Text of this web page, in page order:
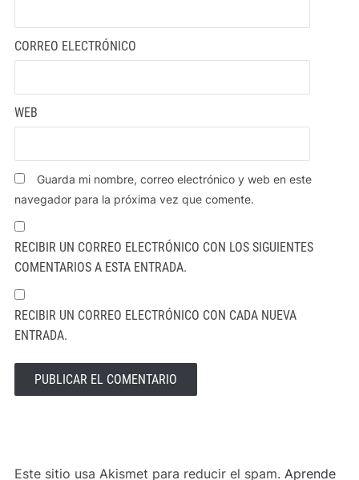
CORREO ELECTRÓNICO
WEB
Guarda mi nombre, correo electrónico y web en este
navegador para la próxima vez que comente.
RECIBIR UN CORREO ELECTRÓNICO CON LOS SIGUIENTES
COMENTARIOS A ESTA ENTRADA.
RECIBIR UN CORREO ELECTRÓNICO CON CADA NUEVA
ENTRADA.
Este sitio usa Akismet para reducir el spam. Aprende